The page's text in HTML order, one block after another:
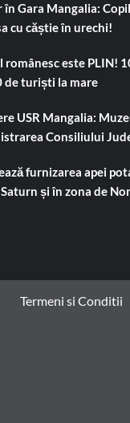
Gara Mangalia:
cu căștie în urechi!
este PLIN!
de turiști la mare
USR Mangalia:
Consiliului
furnizarea apei
și în zona de
Termeni si Conditii